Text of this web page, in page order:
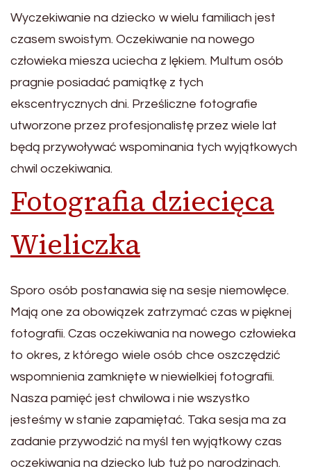
Wyczekiwanie na dziecko w wielu familiach jest
czasem swoistym. Oczekiwanie na nowego
człowieka miesza uciecha z lękiem. Multum osób
pragnie posiadać pamiątkę z tych
ekscentrycznych dni. Prześliczne fotografie
utworzone przez profesjonalistę przez wiele lat
będą przywoływać wspominania tych wyjątkowych
chwil oczekiwania.
Fotografia dziecięca
Wieliczka
Sporo osób postanawia się na sesje niemowlęce.
Mają one za obowiązek zatrzymać czas w pięknej
fotografii. Czas oczekiwania na nowego człowieka
to okres, z którego wiele osób chce oszczędzić
wspomnienia zamknięte w niewielkiej fotografii.
Nasza pamięć jest chwilowa i nie wszystko
jesteśmy w stanie zapamiętać. Taka sesja ma za
zadanie przywodzić na myśl ten wyjątkowy czas
oczekiwania na dziecko lub tuż po narodzinach.